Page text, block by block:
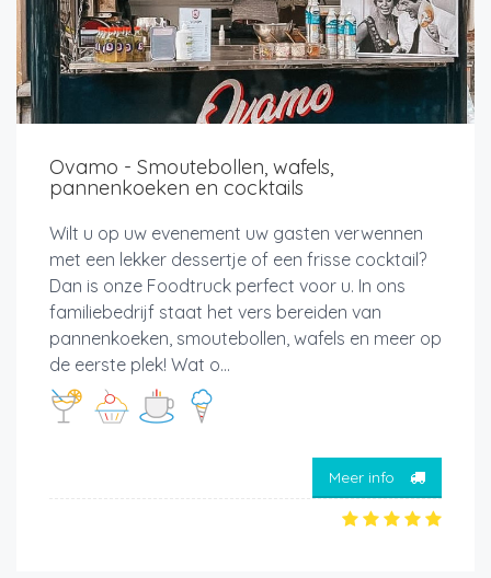
Ovamo - Smoutebollen, wafels,
pannenkoeken en cocktails
Wilt u op uw evenement uw gasten verwennen
met een lekker dessertje of een frisse cocktail?
Dan is onze Foodtruck perfect voor u. In ons
familiebedrijf staat het vers bereiden van
pannenkoeken, smoutebollen, wafels en meer op
de eerste plek! Wat o...
Meer info